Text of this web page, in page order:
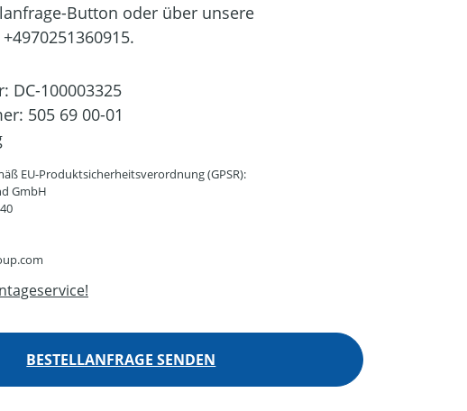
Button oder über unsere
DC-100003325
505 69 00-01
EU-Produktsicherheitsverordnung (GPSR):
GmbH
BESTELLANFRAGE SENDEN